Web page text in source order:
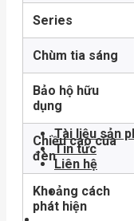
Tài liệu sản
Tin tức
Liên hệ
Series
Chùm tia sáng
Bảo hộ hữu
dụng
Chiều cao của
đèn
Khoảng cách
phát hiện